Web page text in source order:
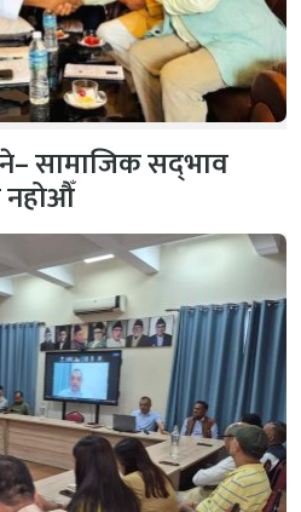
सामाजिक सद्‌भाव
नहोऔँ